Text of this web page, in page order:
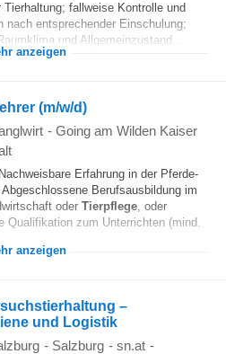
fallweise Kontrolle und
nach entsprechender Einschulung;
und Allgemeinzustand...
anzeigen
(m/w/d)
- Going am Wilden Kaiser
Erfahrung in der Pferde-
Berufsausbildung im
oder Tierpflege, oder
Qualifikation zum Unterrichten (mind.
anzeigen
–
und Logistik
- Salzburg - sn.at -